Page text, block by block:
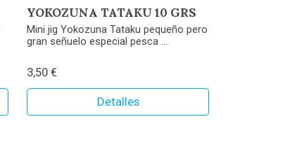
YOKOZUNA TATAKU 10 GRS
Mini jig Yokozuna Tataku pequeño pero
gran señuelo especial pesca ...
3,50 €
Detalles